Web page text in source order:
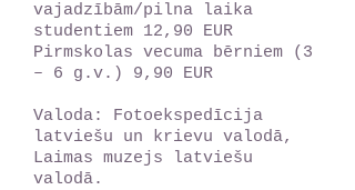
vajadzībām/pilna laika
studentiem 12,90 EUR
Pirmskolas vecuma bērniem (3
– 6 g.v.) 9,90 EUR
Valoda: Fotoekspedīcija
latviešu un krievu valodā,
Laimas muzejs latviešu
valodā.